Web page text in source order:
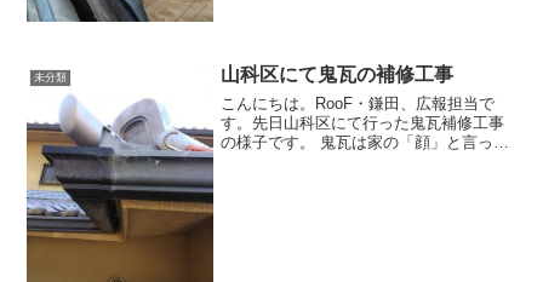
未分類 山科区にて鬼瓦の補修工事
こんにちは。RooF・鎌田、広報担当で
す。先日山科区にて行った鬼瓦補修工事
の様子です。 鬼瓦は家の「顔」と言って